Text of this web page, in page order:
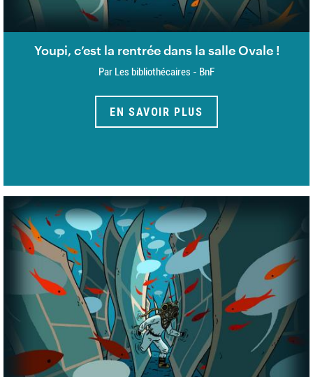
Youpi, c’est la rentrée dans la salle Ovale !
Par Les bibliothécaires - BnF
EN SAVOIR PLUS